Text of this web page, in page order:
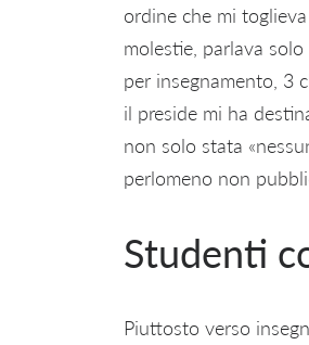
ordine che mi
molestie, parlava
per insegnamento, 3
il preside mi ha
non solo stata
perlomeno non
Studenti
Piuttosto verso